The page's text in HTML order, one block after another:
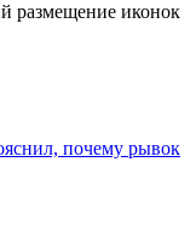
размещение иконок
почему рывок